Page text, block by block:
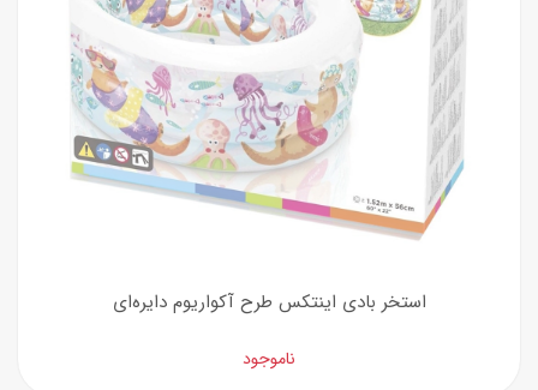
استخر بادی اینتکس طرح آکواریوم دایره‌ای
ناموجود